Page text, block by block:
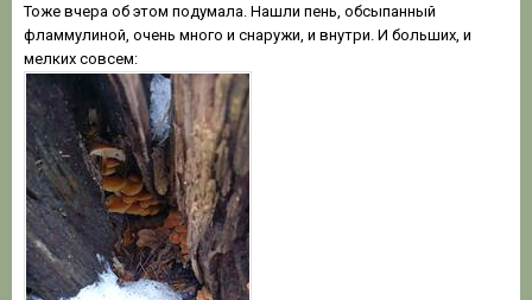
Тоже вчера об этом подумала. Нашли пень, обсыпанный
фламмулиной, очень много и снаружи, и внутри. И больших, и
мелких совсем: